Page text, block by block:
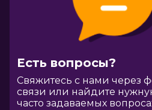
Есть вопросы?
Cвяжитесь с нами через
связи или найдите
часто задаваемых